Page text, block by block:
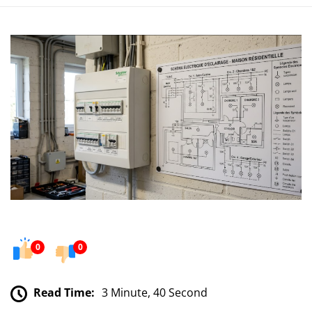
0 0
Read Time: 3 Minute, 40 Second